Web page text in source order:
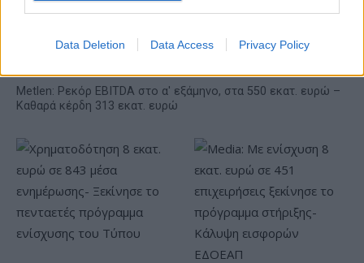
Data Deletion Data Access Privacy Policy
Metlen: Ρεκόρ EBITDA στο α' εξάμηνο, στα 550 εκατ. ευρώ –
Καθαρά κέρδη 313 εκατ. ευρώ